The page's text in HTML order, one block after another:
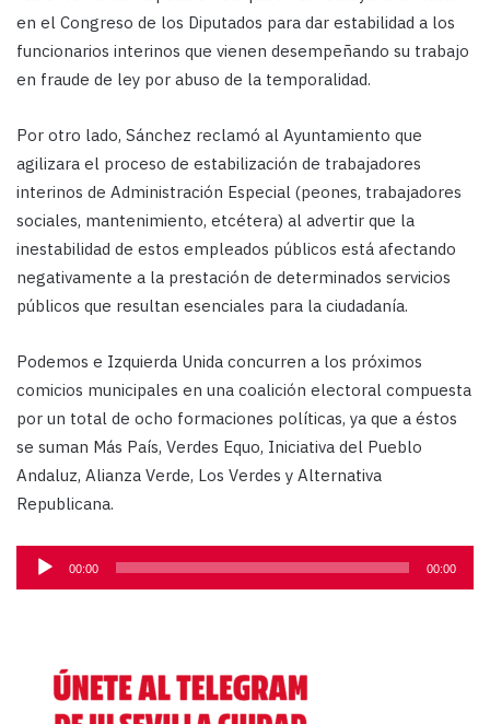
en el Congreso de los Diputados para dar estabilidad a los
funcionarios interinos que vienen desempeñando su trabajo
en fraude de ley por abuso de la temporalidad.
Por otro lado, Sánchez reclamó al Ayuntamiento que
agilizara el proceso de estabilización de trabajadores
interinos de Administración Especial (peones, trabajadores
sociales, mantenimiento, etcétera) al advertir que la
inestabilidad de estos empleados públicos está afectando
negativamente a la prestación de determinados servicios
públicos que resultan esenciales para la ciudadanía.
Podemos e Izquierda Unida concurren a los próximos
comicios municipales en una coalición electoral compuesta
por un total de ocho formaciones políticas, ya que a éstos
se suman Más País, Verdes Equo, Iniciativa del Pueblo
Andaluz, Alianza Verde, Los Verdes y Alternativa
Republicana.
Reproductor
de
00:00 00:00